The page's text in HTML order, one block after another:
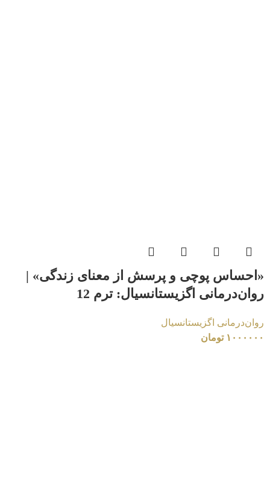
«احساس پوچی و پرسش از معنای زندگی» |
روان‌درمانی اگزیستانسیال: ترم 12
روان‌درمانی اگزیستانسیال
۱۰۰۰۰۰۰ تومان